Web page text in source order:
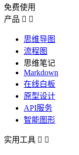
免费使用
产品  
思维导图
流程图
思维笔记
Markdown
在线白板
原型设计
API服务
智能图形
实用工具  